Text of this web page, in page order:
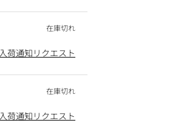
入荷通知リクエスト
入荷通知リクエスト